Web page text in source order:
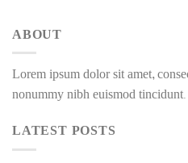
ABOUT
Lorem ipsum dolor sit amet,
nonummy nibh euismod tincidunt.
LATEST POSTS